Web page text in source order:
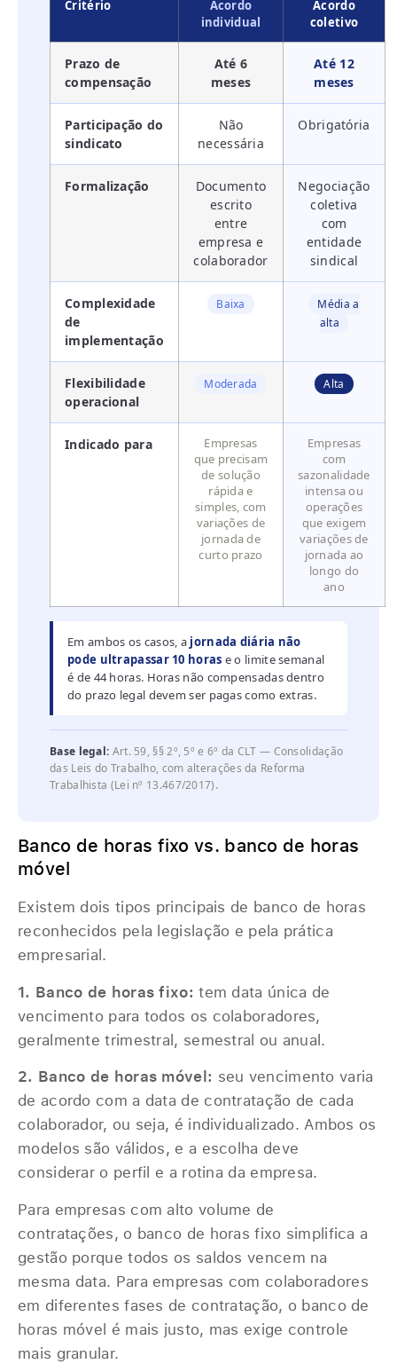
Critério
Acordo
individual
Acordo
coletivo
Prazo de
compensação
Até 6
meses
Até 12
meses
Participação do
sindicato
Não
necessária
Obrigatória
Formalização
Documento
escrito
entre
empresa e
colaborador
Negociação
coletiva
com
entidade
sindical
Complexidade
de
implementação
Baixa
Média a
alta
Flexibilidade
operacional
Moderada Alta
Indicado para
Empresas
que precisam
de solução
rápida e
simples, com
variações de
jornada de
curto prazo
Empresas
com
sazonalidade
intensa ou
operações
que exigem
variações de
jornada ao
longo do
ano
Em ambos os casos, a jornada diária não
pode ultrapassar 10 horas e o limite semanal
é de 44 horas. Horas não compensadas dentro
do prazo legal devem ser pagas como extras.
Base legal: Art. 59, §§ 2º, 5º e 6º da CLT — Consolidação
das Leis do Trabalho, com alterações da Reforma
Trabalhista (Lei nº 13.467/2017).
Banco de horas fixo vs. banco de horas
móvel
Existem dois tipos principais de banco de horas
reconhecidos pela legislação e pela prática
empresarial.
1. Banco de horas fixo: tem data única de
vencimento para todos os colaboradores,
geralmente trimestral, semestral ou anual.
2. Banco de horas móvel: seu vencimento varia
de acordo com a data de contratação de cada
colaborador, ou seja, é individualizado. Ambos os
modelos são válidos, e a escolha deve
considerar o perfil e a rotina da empresa.
Para empresas com alto volume de
contratações, o banco de horas fixo simplifica a
gestão porque todos os saldos vencem na
mesma data. Para empresas com colaboradores
em diferentes fases de contratação, o banco de
horas móvel é mais justo, mas exige controle
mais granular.